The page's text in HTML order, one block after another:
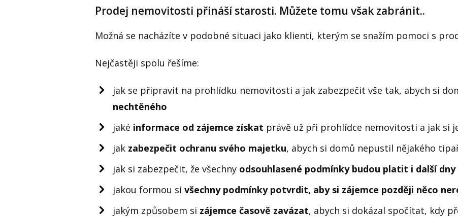
Prodej nemovitosti přináší starosti. Můžete tomu však zabránit..
Možná se nacházíte v podobné situaci jako klienti, kterým se snažím pomoci s
Nejčastěji spolu řešíme:
jak se připravit na prohlídku nemovitosti a jak zabezpečit vše tak, abych si
nechtěného
jaké informace od zájemce získat právě už při prohlídce nemovitosti a jak si
jak zabezpečit ochranu svého majetku, abych si domů nepustil nějakého
jak si zabezpečit, že všechny odsouhlasené podmínky budou platit i další dny
jakou formou si všechny podmínky potvrdit, aby si zájemce později něco
jakým způsobem si zájemce časově zavázat, abych si dokázal spočítat, kdy